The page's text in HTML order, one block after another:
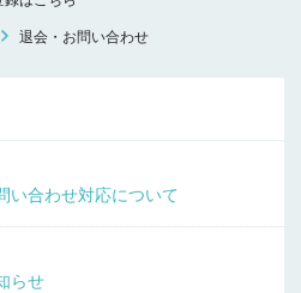
退会・お問い合わせ
い合わせ対応について
らせ